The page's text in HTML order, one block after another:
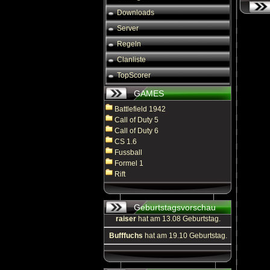
Downloads
Server
Regeln
Clanliste
TopScorer
GAMES
Battlefield 1942
Call of Duty 5
Call of Duty 6
CS 1.6
Fussball
Formel 1
Rift
Geburtstagsvorschau
raiser hat am 13.08 Geburtstag.
Bufffuchs hat am 19.10 Geburtstag.